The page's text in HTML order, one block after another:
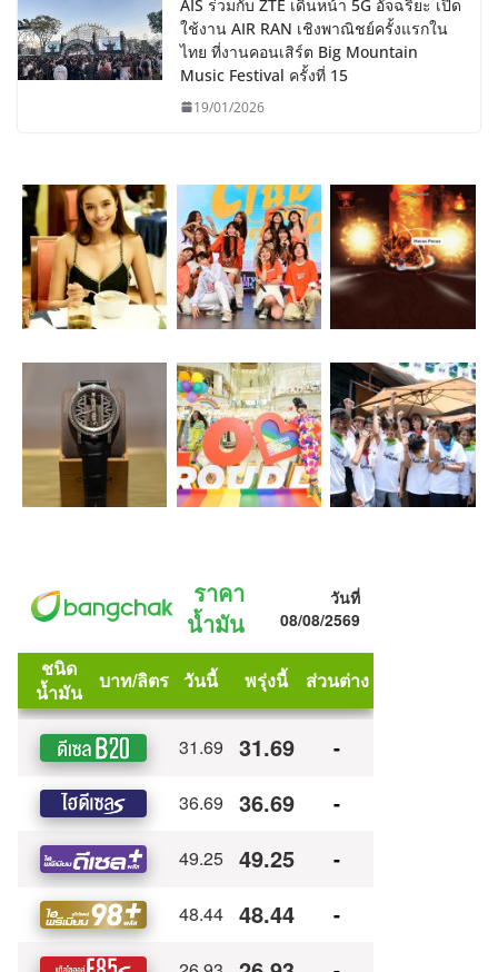
AIS ร่วมกับ ZTE เดินหน้า 5G อัจฉริยะ เปิด
ใช้งาน AIR RAN เชิงพาณิชย์ครั้งแรกใน
ไทย ที่งานคอนเสิร์ต Big Mountain
Music Festival ครั้งที่ 15
19/01/2026